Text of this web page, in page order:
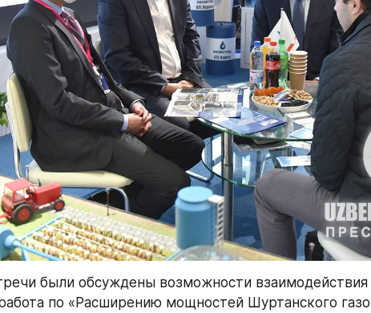
были обсуждены возможности
по «Расширению мощностей Шуртанского